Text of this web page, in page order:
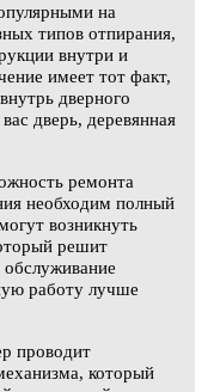
на
типов отпирания,
внутри и
имеет тот факт,
дверного
дверь, деревянная
ремонта
необходим полный
возникнуть
решит
работу лучше
проводит
который